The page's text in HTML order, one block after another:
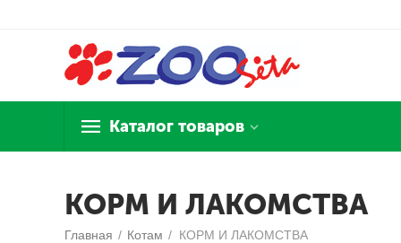
Каталог товаров
КОРМ И ЛАКОМСТВА
Главная / Котам / КОРМ И ЛАКОМСТВА